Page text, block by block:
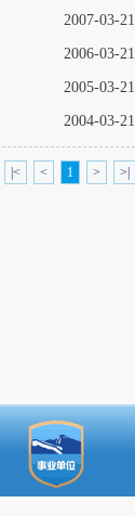
2007-03-21
2006-03-21
2005-03-21
2004-03-21
|< < 1 > >|